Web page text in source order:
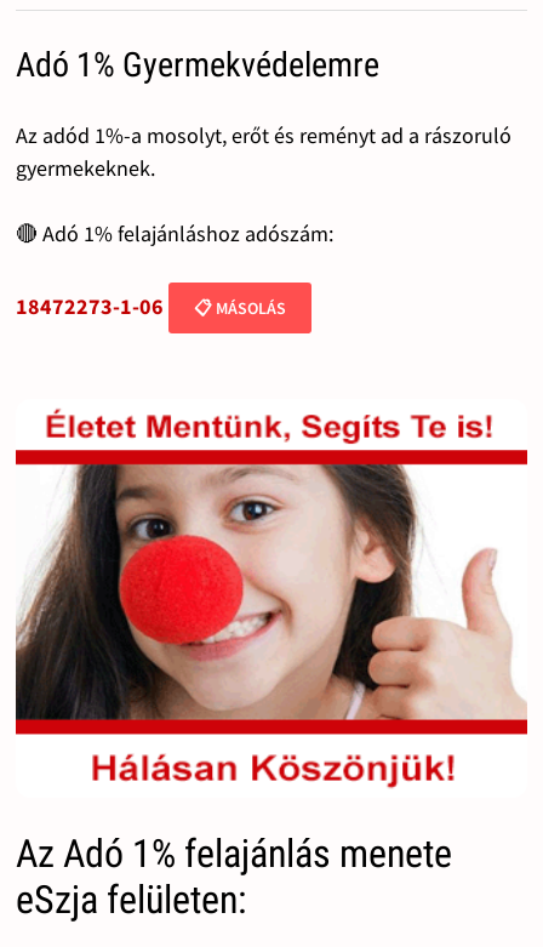
Adó 1% Gyermekvédelemre
Az adód 1%-a mosolyt, erőt és reményt ad a rászoruló
gyermekeknek.
🔴 Adó 1% felajánláshoz adószám:
18472273-1-06 📋 MÁSOLÁS
Az Adó 1% felajánlás menete
eSzja felületen: